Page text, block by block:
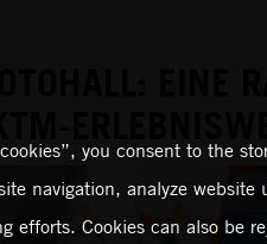
you consent to the
navigation, analyze website
efforts. Cookies can also be